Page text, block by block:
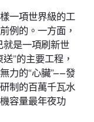
一項世界級的工
例的。一方面，
是一項刷新世
”的主要工程，
力的“心臟”——發
制的百萬千瓦水
容量最年夜功